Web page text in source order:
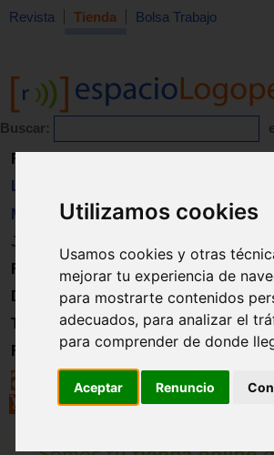
Utilizamos cookies
Usamos cookies y otras
mejorar tu experiencia de
para mostrarte contenidos
adecuados, para analizar el
para comprender de donde
Aceptar Renuncio
Revista Tienda Bolsa Trabajo
Buscar:
Revista
Libros
Material
Juguetes
Formación
Directorio
Trabajo
Registro